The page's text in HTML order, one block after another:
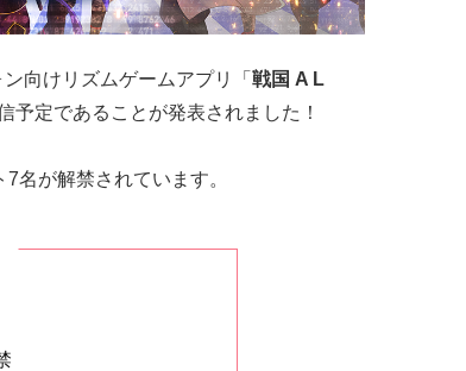
向けリズムゲームアプリ「 戦国 A L
予定であることが発表されました！
名が解禁されています。